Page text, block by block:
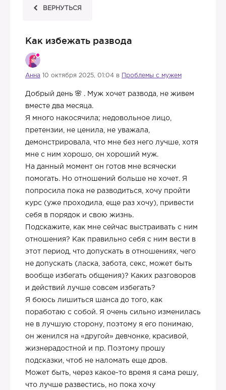
ВЕРНУТЬСЯ
Как избежать развода
Анна 10 октября 2025, 01:04 в Проблемы с мужем
Добрый день
. Муж хочет развода, не живем
вместе два месяца.
Я много накосячила; недовольное лицо,
претензии, не ценила, не уважала,
демонстрировала, что мне без него лучше, хотя
мне с ним хорошо, он хороший муж.
На данный момент он готов мне всячески
помогать. Но отношений больше не хочет. Я
попросила пока не разводиться, хочу пройти
курс (уже проходила, еще раз хочу), привести
себя в порядок и свою жизнь.
Подскажите, как мне сейчас выстраивать с ним
отношения? Как правильно себя с ним вести в
этот период, что допускать в отношениях, чего
не допускать (ласка, забота, секс, может быть
вообще избегать общения)? Каких разговоров
и действий лучше совсем избегать?
Я боюсь лишиться шанса до того, как
поработаю с собой. Я очень сильно изменилась
не в лучшую сторону, поэтому я его понимаю,
он женился на «другой» девчонке, красивой,
жизнерадостной и пр. Поэтому прошу
подсказки, чтоб не наломать еще дров.
Может быть, через какое-то время я сама решу,
что лучше развестись, но пока хочу